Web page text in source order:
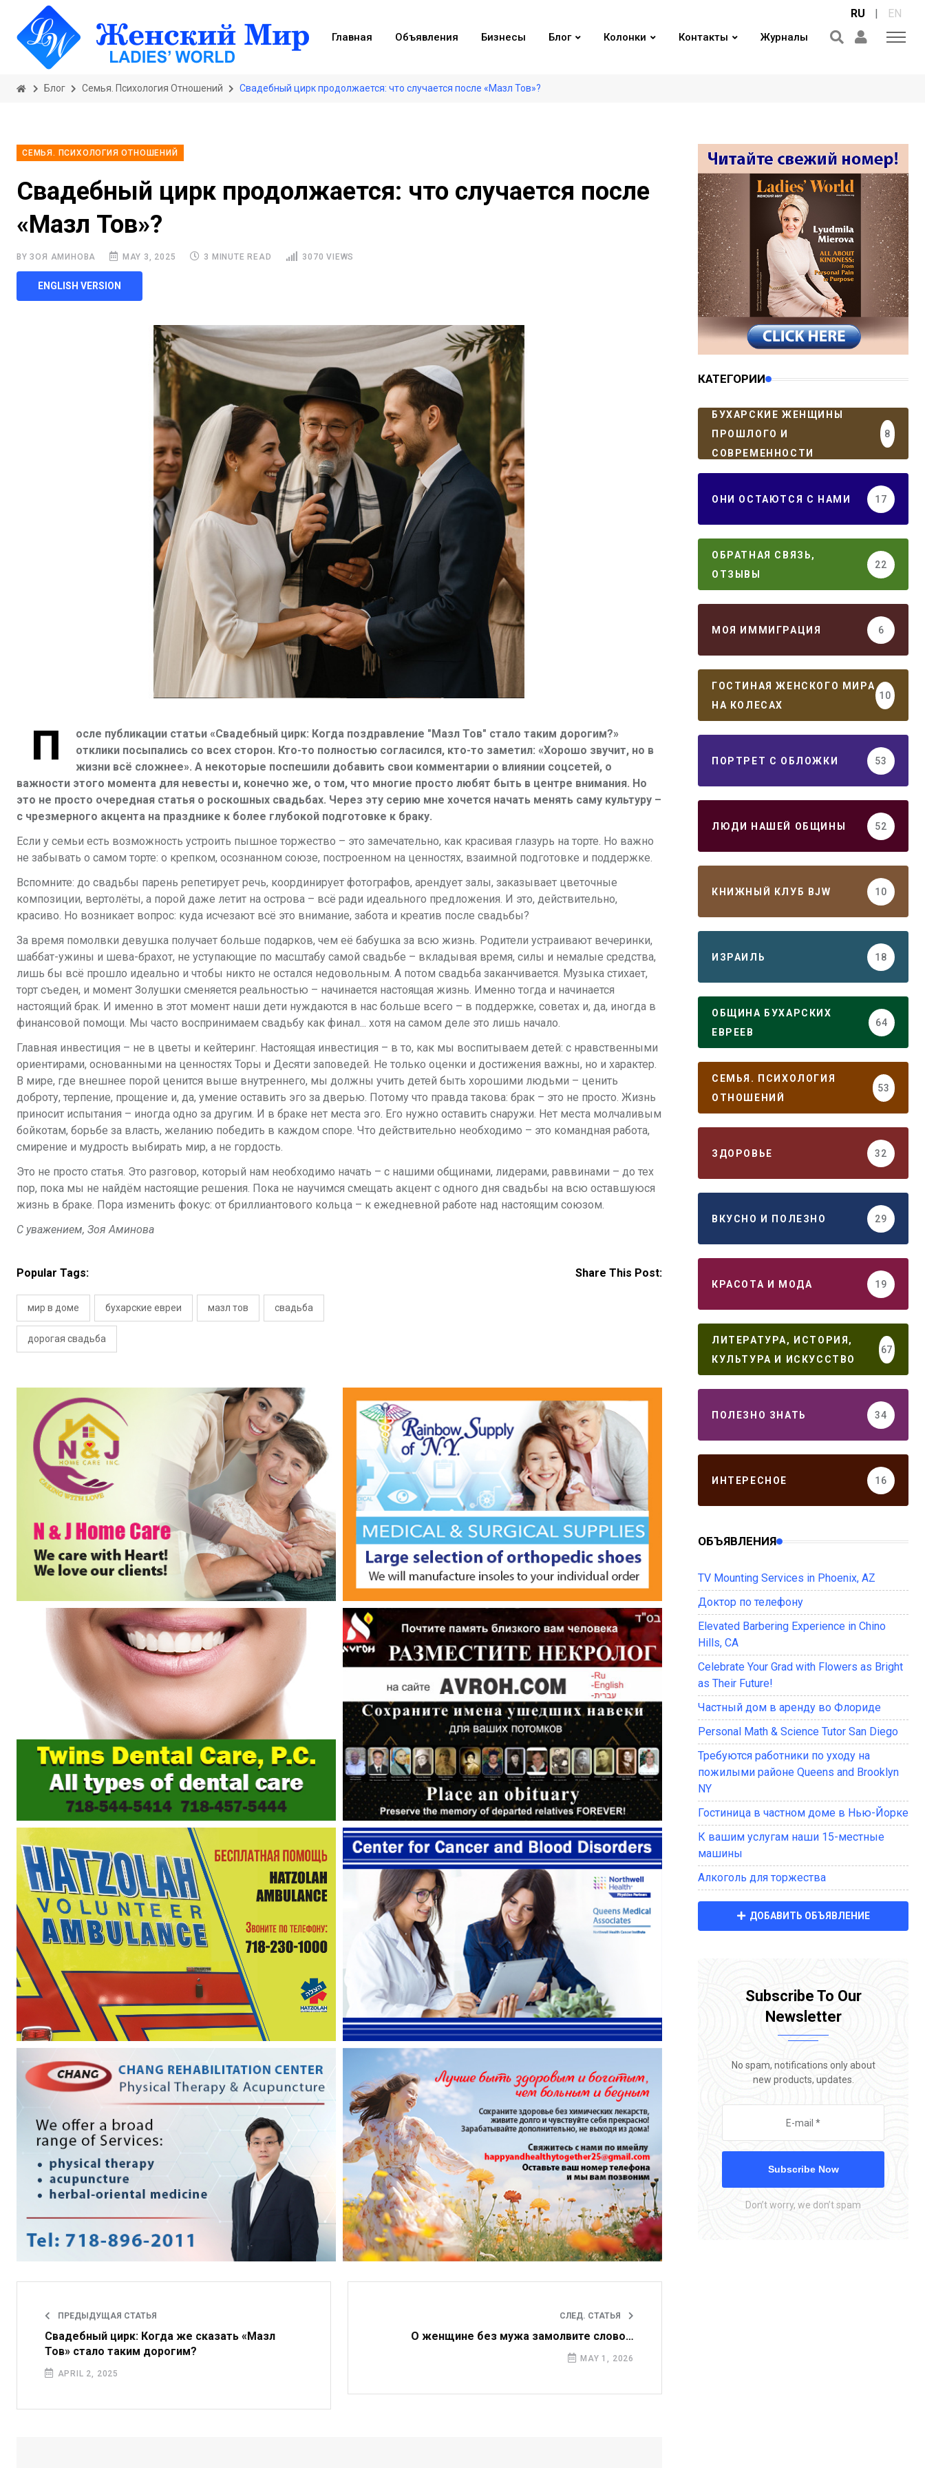
Главная Объявления Бизнесы Блог Колонки Контакты Журналы
RU | EN
Блог Семья. Психология Отношений Свадебный цирк продолжается: что случается после «Мазл Тов»?
СЕМЬЯ. ПСИХОЛОГИЯ ОТНОШЕНИЙ
Свадебный цирк продолжается: что случается после
«Мазл Тов»?
BY ЗОЯ АМИНОВА MAY 3, 2025 3 MINUTE READ 3070 VIEWS
ENGLISH VERSION
П
осле публикации статьи «Свадебный цирк: Когда поздравление "Мазл Тов" стало таким дорогим?»
отклики посыпались со всех сторон. Кто-то полностью согласился, кто-то заметил: «Хорошо звучит, но в
жизни всё сложнее». А некоторые поспешили добавить свои комментарии о влиянии соцсетей, о
важности этого момента для невесты и, конечно же, о том, что многие просто любят быть в центре внимания. Но
это не просто очередная статья о роскошных свадьбах. Через эту серию мне хочется начать менять саму культуру –
с чрезмерного акцента на празднике к более глубокой подготовке к браку.
Если у семьи есть возможность устроить пышное торжество – это замечательно, как красивая глазурь на торте. Но важно
не забывать о самом торте: о крепком, осознанном союзе, построенном на ценностях, взаимной подготовке и поддержке.
Вспомните: до свадьбы парень репетирует речь, координирует фотографов, арендует залы, заказывает цветочные
композиции, вертолёты, а порой даже летит на острова – всё ради идеального предложения. И это, действительно,
красиво. Но возникает вопрос: куда исчезают всё это внимание, забота и креатив после свадьбы?
За время помолвки девушка получает больше подарков, чем её бабушка за всю жизнь. Родители устраивают вечеринки,
шаббат-ужины и шева-брахот, не уступающие по масштабу самой свадьбе – вкладывая время, силы и немалые средства,
лишь бы всё прошло идеально и чтобы никто не остался недовольным. А потом свадьба заканчивается. Музыка стихает,
торт съеден, и момент Золушки сменяется реальностью – начинается настоящая жизнь. Именно тогда и начинается
настоящий брак. И именно в этот момент наши дети нуждаются в нас больше всего – в поддержке, советах и, да, иногда в
финансовой помощи. Мы часто воспринимаем свадьбу как финал... хотя на самом деле это лишь начало.
Главная инвестиция – не в цветы и кейтеринг. Настоящая инвестиция – в то, как мы воспитываем детей: с нравственными
ориентирами, основанными на ценностях Торы и Десяти заповедей. Не только оценки и достижения важны, но и характер.
В мире, где внешнее порой ценится выше внутреннего, мы должны учить детей быть хорошими людьми – ценить
доброту, терпение, прощение и, да, умение оставить эго за дверью. Потому что правда такова: брак – это не просто. Жизнь
приносит испытания – иногда одно за другим. И в браке нет места эго. Его нужно оставить снаружи. Нет места молчаливым
бойкотам, борьбе за власть, желанию победить в каждом споре. Что действительно необходимо – это командная работа,
смирение и мудрость выбирать мир, а не гордость.
Это не просто статья. Это разговор, который нам необходимо начать – с нашими общинами, лидерами, раввинами – до тех
пор, пока мы не найдём настоящие решения. Пока не научимся смещать акцент с одного дня свадьбы на всю оставшуюся
жизнь в браке. Пора изменить фокус: от бриллиантового кольца – к ежедневной работе над настоящим союзом.
С уважением, Зоя Аминова
Popular Tags:
мир в доме бухарские евреи мазл тов свадьба
дорогая свадьба
Share This Post:
ПРЕДЫДУЩАЯ СТАТЬЯ
Свадебный цирк: Когда же сказать «Мазл
Тов» стало таким дорогим?
APRIL 2, 2025
СЛЕД. СТАТЬЯ
О женщине без мужа замолвите слово…
MAY 1, 2026
КАТЕГОРИИ
БУХАРСКИЕ ЖЕНЩИНЫ
ПРОШЛОГО И
СОВРЕМЕННОСТИ
8
ОНИ ОСТАЮТСЯ С НАМИ 17
ОБРАТНАЯ СВЯЗЬ,
ОТЗЫВЫ
22
МОЯ ИММИГРАЦИЯ 6
ГОСТИНАЯ ЖЕНСКОГО МИРА
НА КОЛЕСАХ
10
ПОРТРЕТ С ОБЛОЖКИ 53
ЛЮДИ НАШЕЙ ОБЩИНЫ 52
КНИЖНЫЙ КЛУБ BJW 10
ИЗРАИЛЬ 18
ОБЩИНА БУХАРСКИХ
ЕВРЕЕВ
64
СЕМЬЯ. ПСИХОЛОГИЯ
ОТНОШЕНИЙ
53
ЗДОРОВЬЕ 32
ВКУСНО И ПОЛЕЗНО 29
КРАСОТА И МОДА 19
ЛИТЕРАТУРА, ИСТОРИЯ,
КУЛЬТУРА И ИСКУССТВО
67
ПОЛЕЗНО ЗНАТЬ 34
ИНТЕРЕСНОЕ 16
ОБЪЯВЛЕНИЯ
TV Mounting Services in Phoenix, AZ
Доктор по телефону
Elevated Barbering Experience in Chino
Hills, CA
Celebrate Your Grad with Flowers as Bright
as Their Future!
Частный дом в аренду во Флориде
Personal Math & Science Tutor San Diego
Требуются работники по уходу на
пожилыми районе Queens and Brooklyn
NY
Гостиница в частном доме в Нью-Йорке
К вашим услугам наши 15-местные
машины
Алкоголь для торжества
ДОБАВИТЬ ОБЪЯВЛЕНИЕ
Subscribe To Our
Newsletter
No spam, notifications only about
new products, updates.
Subscribe Now
Don’t worry, we don’t spam